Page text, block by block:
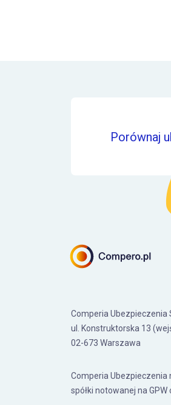
Porównaj
Comperia Ubezpieczenia
ul. Konstruktorska 13
02-673 Warszawa
Comperia Ubezpieczenia
spółki notowanej na GPW